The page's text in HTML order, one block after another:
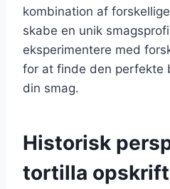
kombination af
skabe en unik
eksperimentere med
for at finde den perfekte
din smag.
Historisk
tortilla